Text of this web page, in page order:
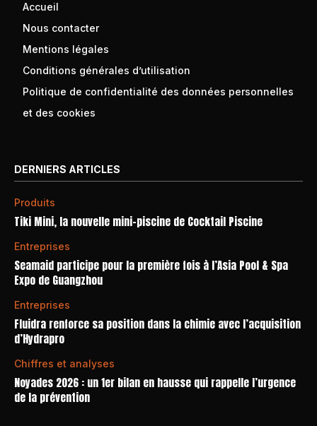
Accueil
Nous contacter
Mentions légales
Conditions générales d’utilisation
Politique de confidentialité des données personnelles
et des cookies
DERNIERS ARTICLES
Produits
Tiki Mini, la nouvelle mini-piscine de Cocktail Piscine
Entreprises
Seamaid participe pour la première fois à l’Asia Pool & Spa
Expo de Guangzhou
Entreprises
Fluidra renforce sa position dans la chimie avec l’acquisition
d’Hydrapro
Chiffres et analyses
Noyades 2026 : un 1er bilan en hausse qui rappelle l’urgence
de la prévention